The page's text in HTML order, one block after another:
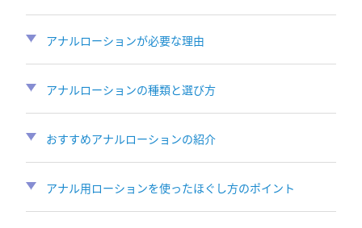
アナルローションが必要な理由
アナルローションの種類と選び方
おすすめアナルローションの紹介
アナル用ローションを使ったほぐし方のポイント